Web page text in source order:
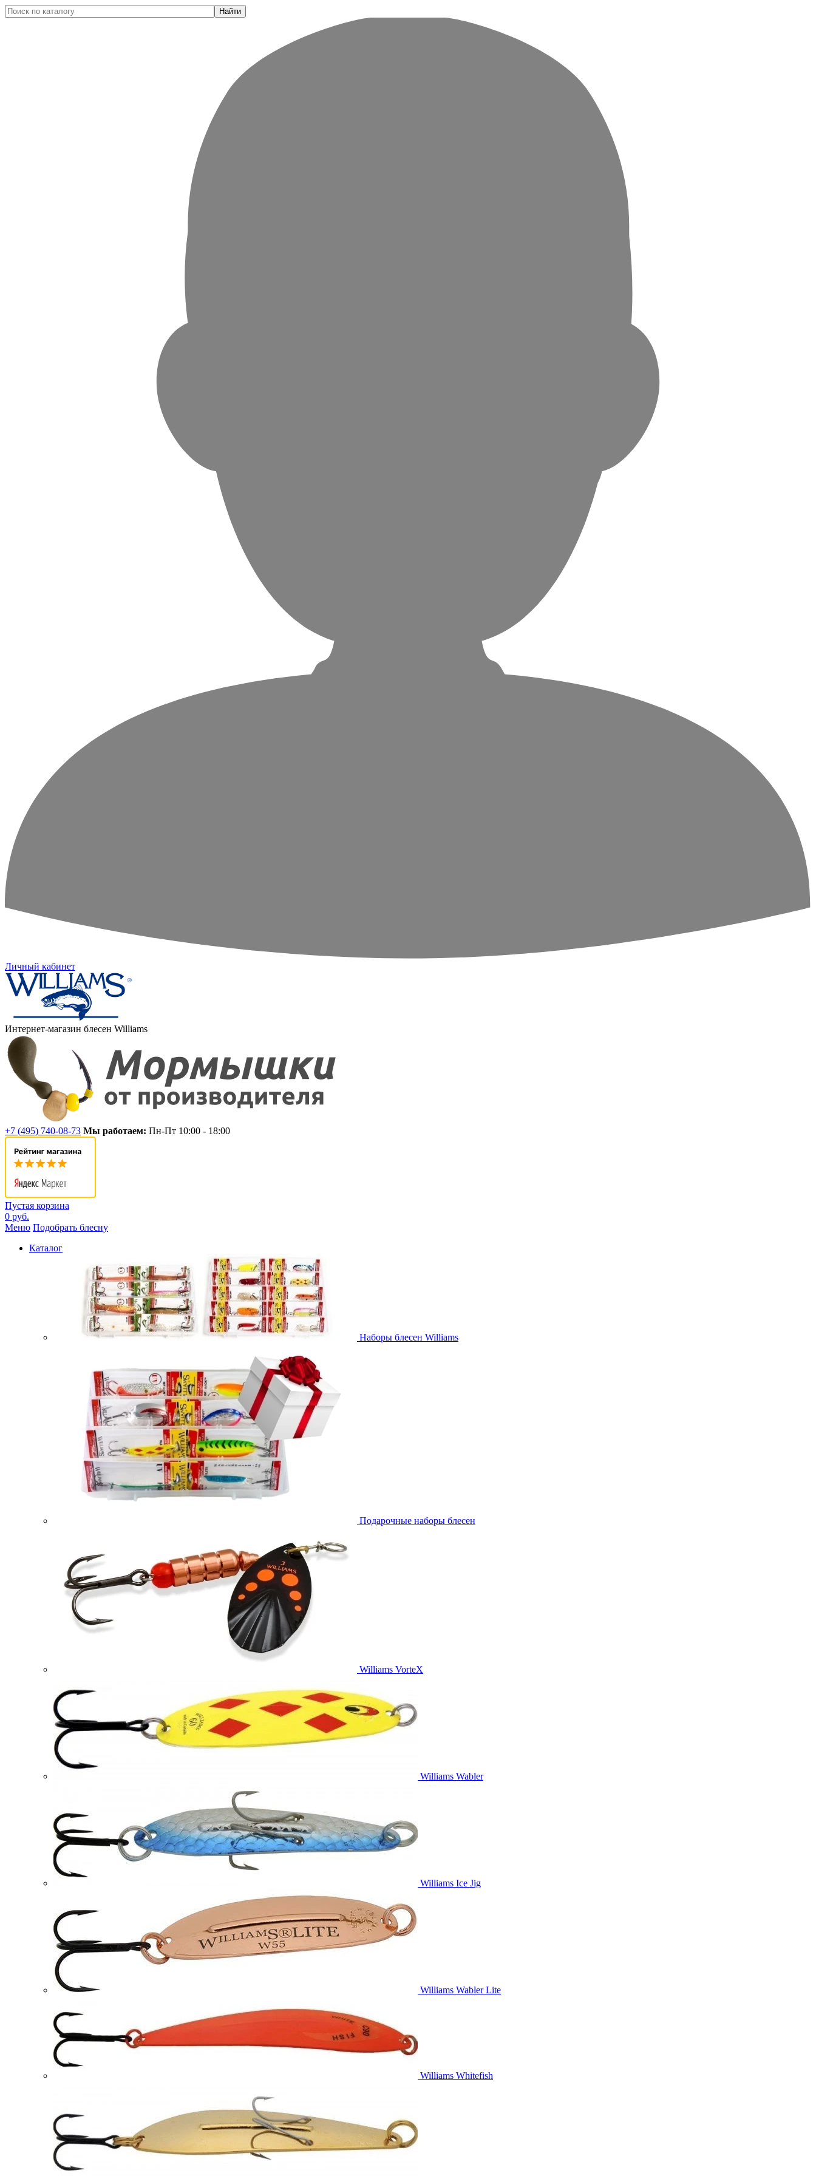
Найти
Личный кабинет
Интернет-магазин блесен Williams
+7 (495) 740-08-73 Мы работаем: Пн-Пт 10:00 - 18:00
Пустая корзина
0 руб.
Меню Подобрать блесну
Каталог
Наборы блесен Williams
Подарочные наборы блесен
Williams VorteX
Williams Wabler
Williams Ice Jig
Williams Wabler Lite
Williams Whitefish